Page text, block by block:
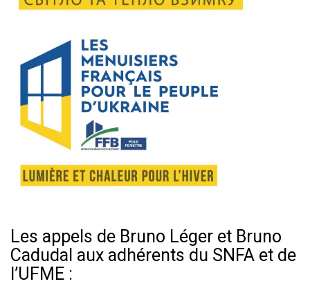
Les appels de Bruno Léger et Bruno
Cadudal aux adhérents du SNFA et de
l’UFME :